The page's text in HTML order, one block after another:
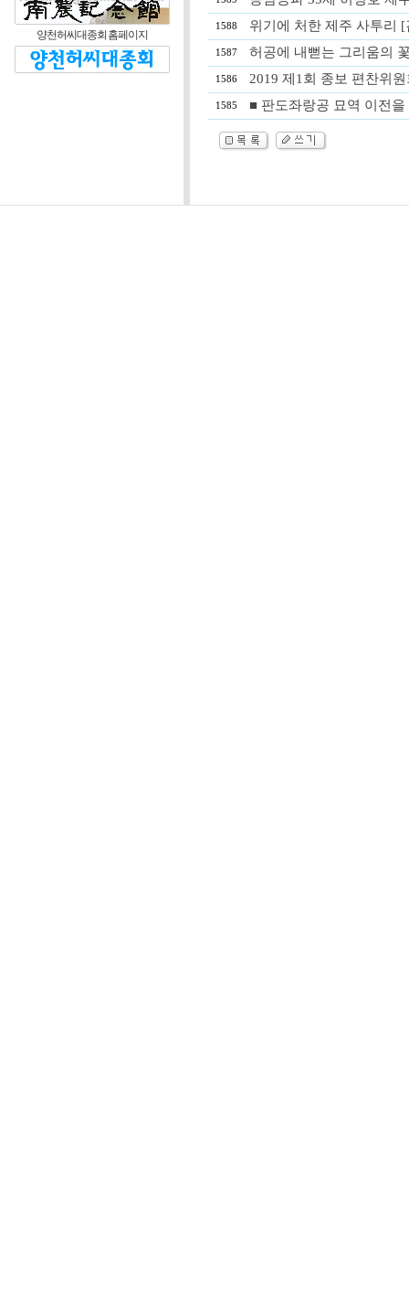
양천허씨대종회 홈페이지
1588 위기에 처한 제주 사투리
1587 허공에 내뻗는 그리움의
1586 2019 제1회 종보 편찬위
1585 ■ 판도좌랑공 묘역 이전